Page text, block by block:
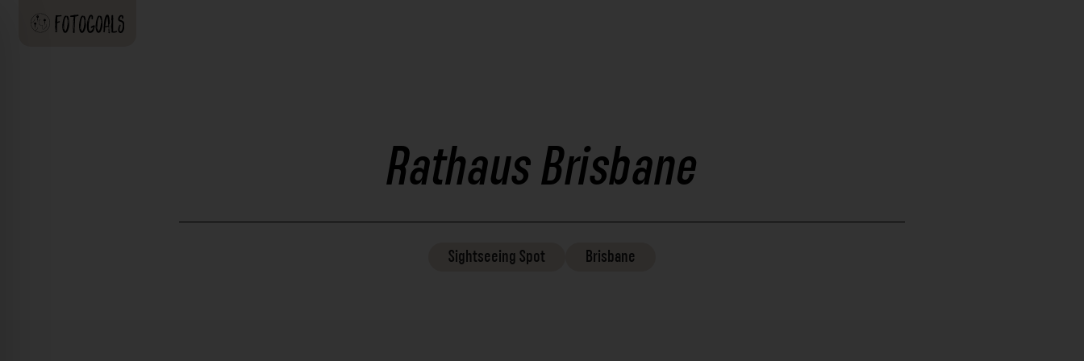
Rathaus Brisbane
SightseeingSpot Brisbane